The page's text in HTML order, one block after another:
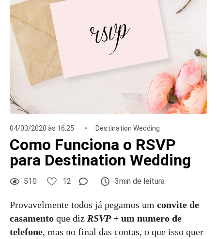
04/03/2020 às 16:25 Destination Wedding
Como Funciona o RSVP
para Destination Wedding
510 12 3min de leitura
Provavelmente todos já pegamos um convite de
casamento que diz RSVP+ um numero de
telefone, mas no final das contas, o que isso quer